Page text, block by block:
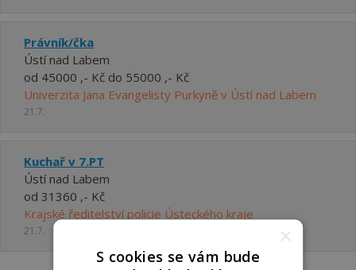
Právník/čka
Ústí nad Labem
od 45000 ,- Kč do 55000 ,- Kč
Univerzita Jana Evangelisty Purkyně v Ústí nad Labem
21.7.
Kuchař v 7.PT
Ústí nad Labem
od 31360 ,- Kč
Krajské ředitelství policie Ústeckého kraje
21.7. ×
S cookies se vám bude